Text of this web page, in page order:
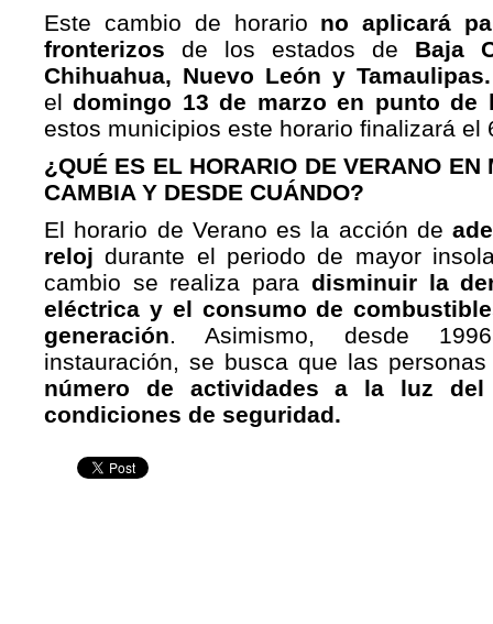
Este cambio de horario no aplicará
fronterizos de los estados de Baja
Chihuahua, Nuevo León y
eldomingo 13 de marzo en punto de
estos municipios este horario finalizará el
¿QUÉ ES EL HORARIO DE VERANO EN
CAMBIA Y DESDE CUÁNDO?
El horario de Verano es la acción de
reloj durante el periodo de mayor
cambio se realiza para disminuir la
eléctrica y el consumo de
generación. Asimismo, desde
instauración, se busca que las
número de actividades a la luz
condiciones de seguridad.